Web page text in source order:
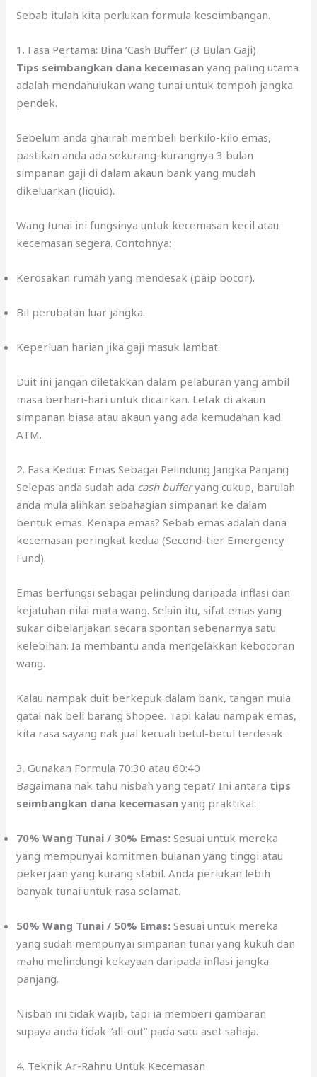
Sebab itulah kita perlukan formula keseimbangan.
1. Fasa Pertama: Bina ‘Cash Buffer’ (3 Bulan Gaji)
Tips seimbangkan dana kecemasan yang paling utama
adalah mendahulukan wang tunai untuk tempoh jangka
pendek.
Sebelum anda ghairah membeli berkilo-kilo emas,
pastikan anda ada sekurang-kurangnya 3 bulan
simpanan gaji di dalam akaun bank yang mudah
dikeluarkan (liquid).
Wang tunai ini fungsinya untuk kecemasan kecil atau
kecemasan segera. Contohnya:
Kerosakan rumah yang mendesak (paip bocor).
Bil perubatan luar jangka.
Keperluan harian jika gaji masuk lambat.
Duit ini jangan diletakkan dalam pelaburan yang ambil
masa berhari-hari untuk dicairkan. Letak di akaun
simpanan biasa atau akaun yang ada kemudahan kad
ATM.
2. Fasa Kedua: Emas Sebagai Pelindung Jangka Panjang
Selepas anda sudah ada cash bufferyang cukup, barulah
anda mula alihkan sebahagian simpanan ke dalam
bentuk emas. Kenapa emas? Sebab emas adalah dana
kecemasan peringkat kedua (Second-tier Emergency
Fund).
Emas berfungsi sebagai pelindung daripada inflasi dan
kejatuhan nilai mata wang. Selain itu, sifat emas yang
sukar dibelanjakan secara spontan sebenarnya satu
kelebihan. Ia membantu anda mengelakkan kebocoran
wang.
Kalau nampak duit berkepuk dalam bank, tangan mula
gatal nak beli barang Shopee. Tapi kalau nampak emas,
kita rasa sayang nak jual kecuali betul-betul terdesak.
3. Gunakan Formula 70:30 atau 60:40
Bagaimana nak tahu nisbah yang tepat? Ini antara tips
seimbangkan dana kecemasan yang praktikal:
70% Wang Tunai / 30% Emas: Sesuai untuk mereka
yang mempunyai komitmen bulanan yang tinggi atau
pekerjaan yang kurang stabil. Anda perlukan lebih
banyak tunai untuk rasa selamat.
50% Wang Tunai / 50% Emas: Sesuai untuk mereka
yang sudah mempunyai simpanan tunai yang kukuh dan
mahu melindungi kekayaan daripada inflasi jangka
panjang.
Nisbah ini tidak wajib, tapi ia memberi gambaran
supaya anda tidak “all-out” pada satu aset sahaja.
4. Teknik Ar-Rahnu Untuk Kecemasan